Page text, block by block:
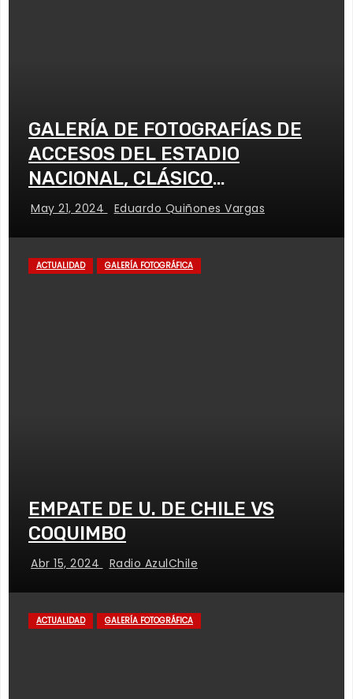
GALERÍA DE FOTOGRAFÍAS DE
ACCESOS DEL ESTADIO
NACIONAL, CLÁSICO
UNIVERSITARIO
May 21, 2024 Eduardo Quiñones Vargas
ACTUALIDAD GALERÍA FOTOGRÁFICA
EMPATE DE U. DE CHILE VS
COQUIMBO
Abr 15, 2024 Radio AzulChile
ACTUALIDAD GALERÍA FOTOGRÁFICA